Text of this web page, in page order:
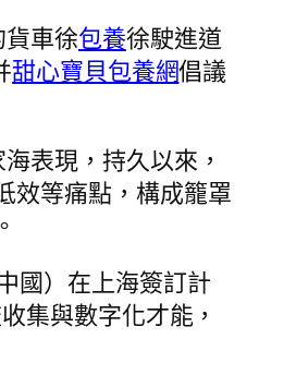
貨車徐包養徐駛進道
甜心寶貝包養網倡議
表現，持久以來，
效等痛點，構成籠罩
國）在上海簽訂計
集與數字化才能，